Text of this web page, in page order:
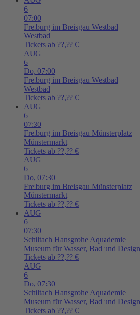
6
07:00
Freiburg im Breisgau Westbad
Westbad
Tickets ab ??,?? €
AUG
6
Do, 07:00
Freiburg im Breisgau Westbad
Westbad
Tickets ab ??,?? €
AUG
6
07:30
Freiburg im Breisgau Münsterplatz
Münstermarkt
Tickets ab ??,?? €
AUG
6
Do, 07:30
Freiburg im Breisgau Münsterplatz
Münstermarkt
Tickets ab ??,?? €
AUG
6
07:30
Schiltach Hansgrohe Aquademie
Museum für Wasser, Bad und Design
Tickets ab ??,?? €
AUG
6
Do, 07:30
Schiltach Hansgrohe Aquademie
Museum für Wasser, Bad und Design
Tickets ab ??,?? €